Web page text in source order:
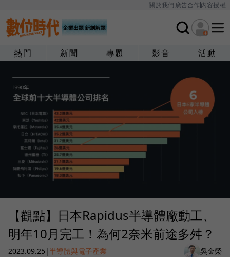
關於我們廣告合作內容授權
熱門 新聞 專題 影音 活動
【觀點】日本Rapidus半導體廠動工、
明年10月完工！為何2奈米前途多舛？
2023.09.25 |半導體與電子產業 吳金榮